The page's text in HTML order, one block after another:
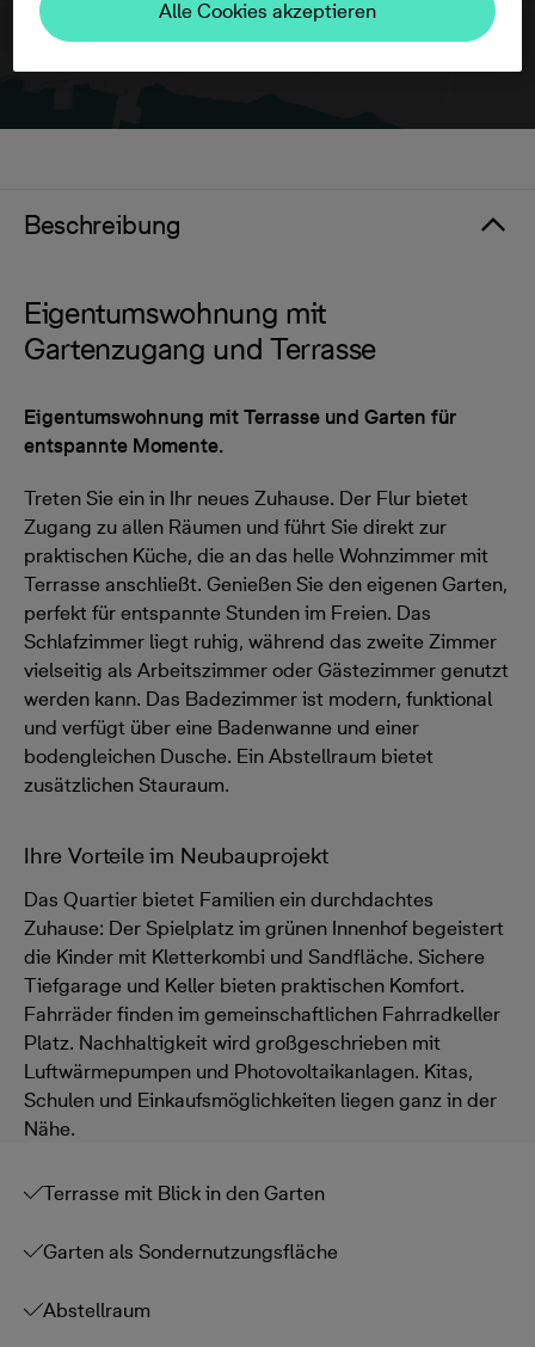
Beschreibung
Eigentumswohnung mit
Gartenzugang und Terrasse
Eigentumswohnung mit Terrasse und Garten für
entspannte Momente.
Treten Sie ein in Ihr neues Zuhause. Der Flur bietet
Zugang zu allen Räumen und führt Sie direkt zur
praktischen Küche, die an das helle Wohnzimmer mit
Terrasse anschließt. Genießen Sie den eigenen Garten,
perfekt für entspannte Stunden im Freien. Das
Schlafzimmer liegt ruhig, während das zweite Zimmer
vielseitig als Arbeitszimmer oder Gästezimmer genutzt
werden kann. Das Badezimmer ist modern, funktional
und verfügt über eine Badenwanne und einer
bodengleichen Dusche. Ein Abstellraum bietet
zusätzlichen Stauraum.
Ihre Vorteile im Neubauprojekt
Das Quartier bietet Familien ein durchdachtes
Zuhause: Der Spielplatz im grünen Innenhof begeistert
die Kinder mit Kletterkombi und Sandfläche. Sichere
Tiefgarage und Keller bieten praktischen Komfort.
Fahrräder finden im gemeinschaftlichen Fahrradkeller
Platz. Nachhaltigkeit wird großgeschrieben mit
Luftwärmepumpen und Photovoltaikanlagen. Kitas,
Schulen und Einkaufsmöglichkeiten liegen ganz in der
Nähe.
Terrasse mit Blick in den Garten
Garten als Sondernutzungsfläche
Abstellraum
Alle Cookies akzeptieren